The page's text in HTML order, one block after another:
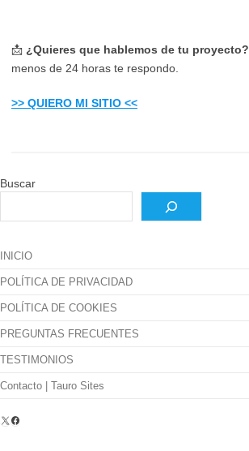
📩 ¿Quieres que hablemos de tu proyecto?
menos de 24 horas te respondo.
>> QUIERO MI SITIO <<
Buscar
INICIO
POLÍTICA DE PRIVACIDAD
POLÍTICA DE COOKIES
PREGUNTAS FRECUENTES
TESTIMONIOS
Contacto | Tauro Sites
X Facebook